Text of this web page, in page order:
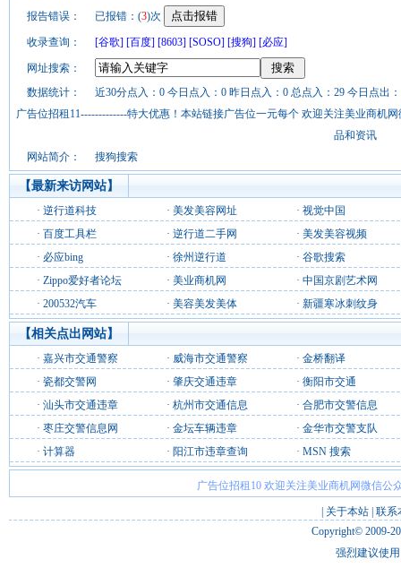
报告错误： 已报错：(3)次
收录查询： [谷歌] [百度] [8603] [SOSO] [搜狗] [必应]
网址搜索：
数据统计：
近30分点入：0 今日点入：0 昨日点入：0 总点入：29 今日点出
广告位招租11-------------特大优惠！本站链接广告位一元每个 欢迎关注美业商机
品和资讯
网站简介：
搜狗搜索
【最新来访网站】
· 逆行道科技 · 美发美容网址 · 视觉中国
· 百度工具栏 · 逆行道二手网 · 美发美容视频
· 必应bing · 徐州逆行道 · 谷歌搜索
· Zippo爱好者论坛 · 美业商机网 · 中国京剧艺术网
· 200532汽车 · 美容美发美体 · 新疆寒冰刺纹身
【相关点出网站】
· 嘉兴市交通警察 · 威海市交通警察 · 金桥翻译
· 瓷都交警网 · 肇庆交通违章 · 衡阳市交通
· 汕头市交通违章 · 杭州市交通信息 · 合肥市交警信息
· 枣庄交警信息网 · 金坛车辆违章 · 金华市交警支队
· 计算器 · 阳江市违章查询 · MSN 搜索
广告位招租10 欢迎关注美业商机网微信公
关于本站 联系
Copyright© 2009-
强烈建议使